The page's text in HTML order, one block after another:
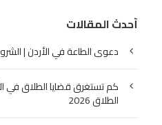
أحدث المقالات
دعوى الطاعة في الأردن |
كم تستغرق قضايا الطلاق في
الطلاق 2026